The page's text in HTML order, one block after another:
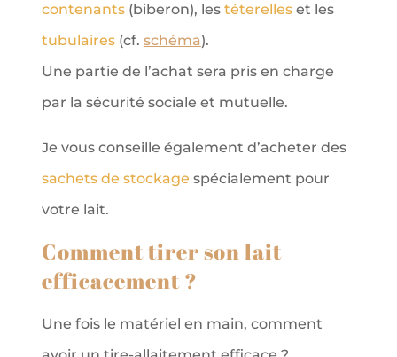
contenants (biberon), les téterelleset les
tubulaires(cf. schéma).
Une partie de l’achat sera pris en charge
par la sécurité sociale et mutuelle.
Je vous conseille également d’acheter des
sachets de stockage spécialement pour
votre lait.
Comment tirer son lait
efficacement ?
Une fois le matériel en main, comment